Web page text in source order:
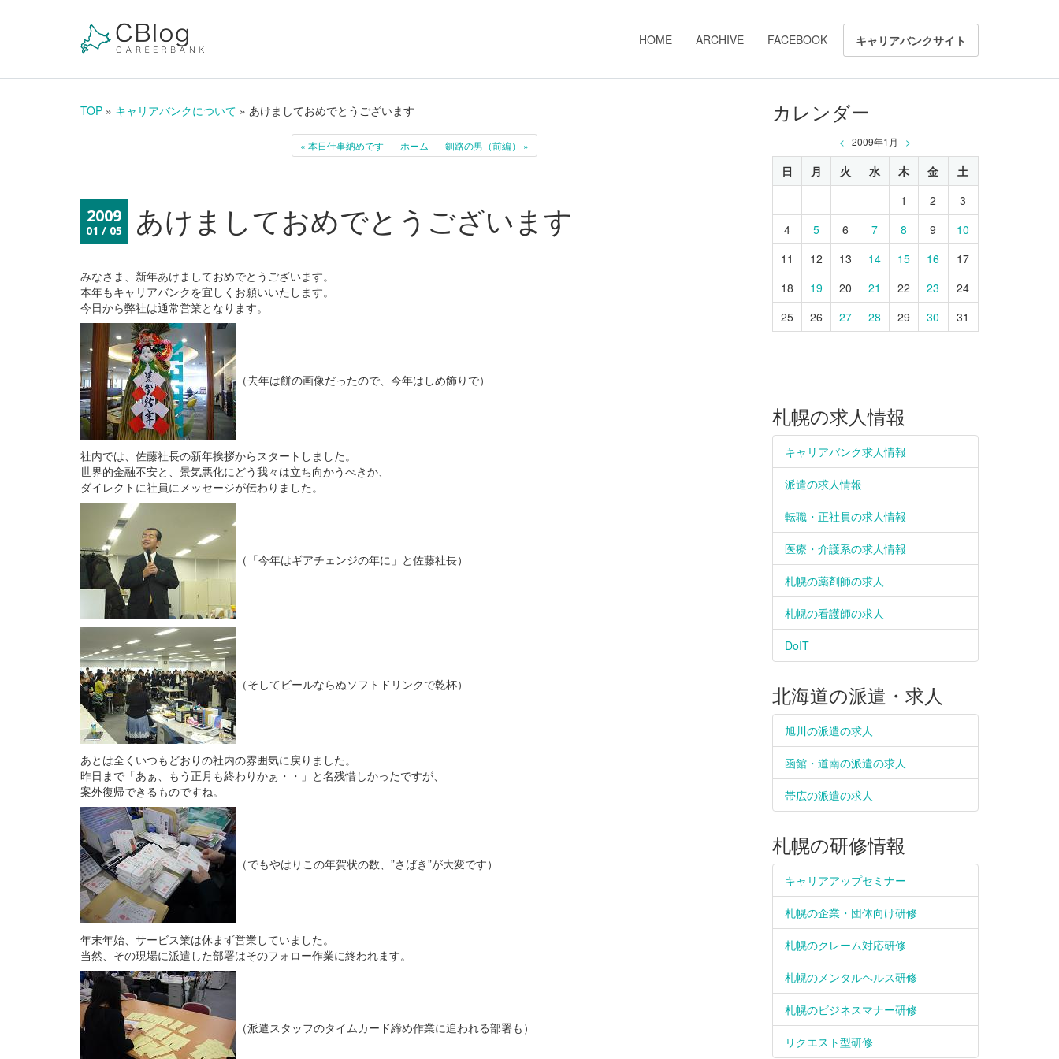
HOME ARCHIVE FACEBOOK キャリアバンクサイト
TOP » キャリアバンクについて » あけましておめでとうございます
« 本日仕事納めです ホーム 釧路の男（前編） »
2009
01 / 05 あけましておめでとうございます
みなさま、新年あけましておめでとうございます。
本年もキャリアバンクを宜しくお願いいたします。
今日から弊社は通常営業となります。
（去年は餅の画像だったので、今年はしめ飾りで）
社内では、佐藤社長の新年挨拶からスタートしました。
世界的金融不安と、景気悪化にどう我々は立ち向かうべきか、
ダイレクトに社員にメッセージが伝わりました。
（「今年はギアチェンジの年に」と佐藤社長）
（そしてビールならぬソフトドリンクで乾杯）
あとは全くいつもどおりの社内の雰囲気に戻りました。
昨日まで「あぁ、もう正月も終わりかぁ・・」と名残惜しかったですが、
案外復帰できるものですね。
（でもやはりこの年賀状の数、”さばき”が大変です）
年末年始、サービス業は休まず営業していました。
当然、その現場に派遣した部署はそのフォロー作業に終われます。
（派遣スタッフのタイムカード締め作業に追われる部署も）
カレンダー
< 2009年1月 >
日 月 火 水 木 金
土
1
2
3
4
5 6 7 8 9
10
11
12 13 14 15 16
17
18
19 20 21 22 23
24
25
26 27 28 29 30 31
札幌の求人情報
キャリアバンク求人情報
派遣の求人情報
転職・正社員の求人情報
医療・介護系の求人情報
札幌の薬剤師の求人
札幌の看護師の求人
DoIT
北海道の派遣・求人
旭川の派遣の求人
函館・道南の派遣の求人
帯広の派遣の求人
札幌の研修情報
キャリアアップセミナー
札幌の企業・団体向け研修
札幌のクレーム対応研修
札幌のメンタルヘルス研修
札幌のビジネスマナー研修
リクエスト型研修